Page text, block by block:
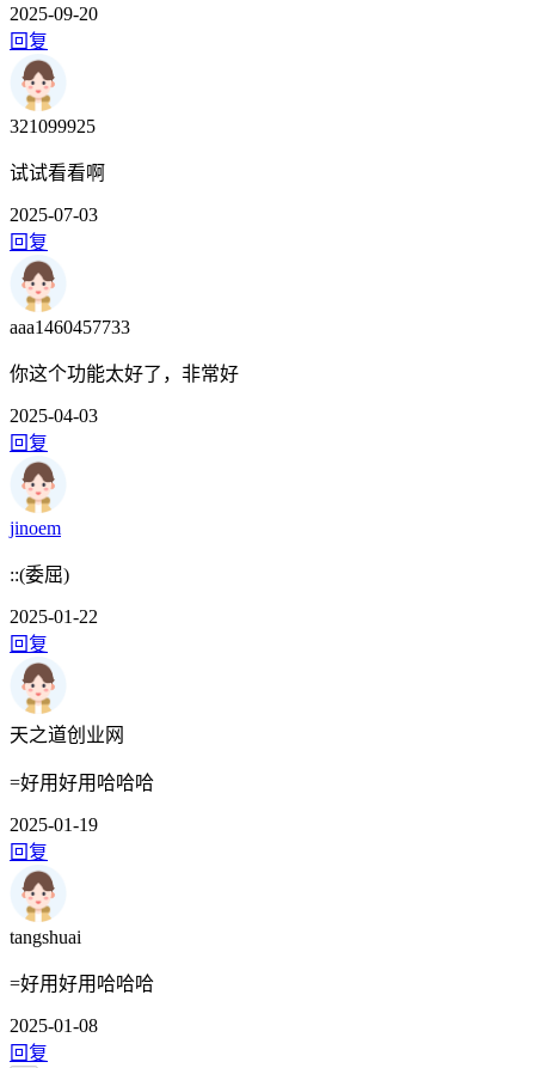
2025-09-20
回复
321099925
试试看看啊
2025-07-03
回复
aaa1460457733
你这个功能太好了，非常好
2025-04-03
回复
jinoem
::(委屈)
2025-01-22
回复
天之道创业网
=好用好用哈哈哈
2025-01-19
回复
tangshuai
=好用好用哈哈哈
2025-01-08
回复